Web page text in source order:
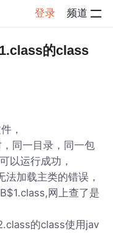
登录 频道
的class
，
同一目录，同一包
以运行成功，
加载主类的错误，
网上查了是
的class使用jav